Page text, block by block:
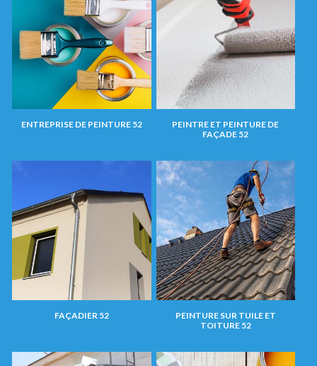
ENTREPRISE DE PEINTURE 52
PEINTRE ET PEINTURE DE
FAÇADE 52
FAÇADIER 52
PEINTURE SUR TUILE ET
TOITURE 52